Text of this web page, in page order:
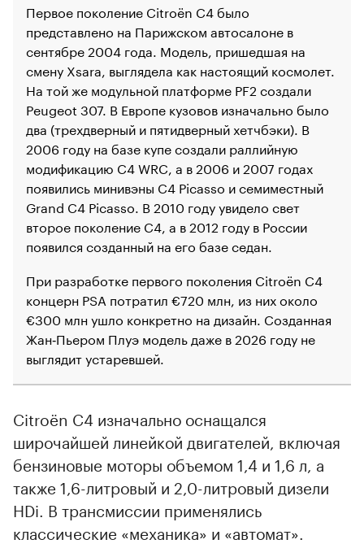
00:00 / 00:00
Первое поколение Citroёn C4 было
представлено на Парижском автосалоне в
сентябре 2004 года. Модель, пришедшая на
смену Xsara, выглядела как настоящий космолет.
На той же модульной платформе PF2 создали
Peugeot 307. В Европе кузовов изначально было
два (трехдверный и пятидверный хетчбэки). В
2006 году на базе купе создали раллийную
модификацию C4 WRC, а в 2006 и 2007 годах
появились минивэны C4 Picasso и семиместный
Grand C4 Picasso. В 2010 году увидело свет
второе поколение C4, а в 2012 году в России
появился созданный на его базе седан.
При разработке первого поколения Citroёn C4
концерн PSA потратил €720 млн, из них около
€300 млн ушло конкретно на дизайн. Созданная
Жан‑Пьером Плуэ модель даже в 2026 году не
выглядит устаревшей.
Citroёn C4 изначально оснащался
широчайшей линейкой двигателей, включая
бензиновые моторы объемом 1,4 и 1,6 л, а
также 1,6-литровый и 2,0-литровый дизели
HDi. В трансмиссии применялись
классические «механика» и «автомат».